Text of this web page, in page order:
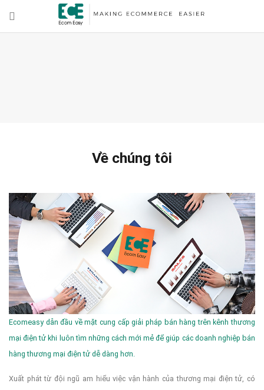
Về chúng tôi
Ecomeasy dẫn đầu về mặt cung cấp giải pháp bán hàng trên kênh thương
mại điện tử khi luôn tìm những cách mới mẻ để giúp các doanh nghiệp bán
hàng thương mại điện tử dễ dàng hơn.
Xuất phát từ đội ngũ am hiểu việc vận hành của thương mại điện tử, có